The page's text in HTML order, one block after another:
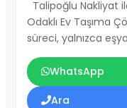
Talipoğlu Nakliyat
Odaklı Ev Taşıma
süreci, yalnızca
WhatsApp
Ara